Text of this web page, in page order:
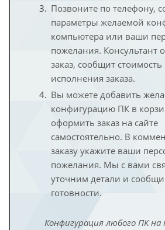
Позвоните по телефону,
параметры желаемой
компьютера или ваши
пожелания. Консультант
заказ, сообщит стоимость
исполнения заказа.
Вы можете добавить
конфигурацию ПК в
оформить заказ на сайте
самостоятельно. В
заказу укажите ваши
пожелания. Мы с вами
уточним детали и
готовности.
Конфигурация любого ПК